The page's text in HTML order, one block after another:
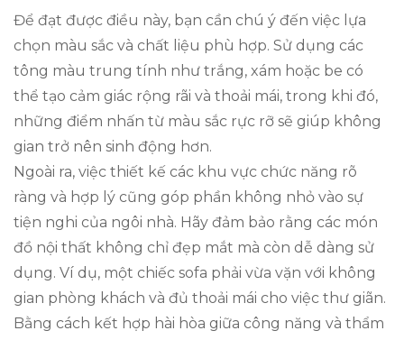
Để đạt được điều này, bạn cần chú ý đến việc lựa
chọn màu sắc và chất liệu phù hợp. Sử dụng các
tông màu trung tính như trắng, xám hoặc be có
thể tạo cảm giác rộng rãi và thoải mái, trong khi đó,
những điểm nhấn từ màu sắc rực rỡ sẽ giúp không
gian trở nên sinh động hơn.
Ngoài ra, việc thiết kế các khu vực chức năng rõ
ràng và hợp lý cũng góp phần không nhỏ vào sự
tiện nghi của ngôi nhà. Hãy đảm bảo rằng các món
đồ nội thất không chỉ đẹp mắt mà còn dễ dàng sử
dụng. Ví dụ, một chiếc sofa phải vừa vặn với không
gian phòng khách và đủ thoải mái cho việc thư giãn.
Bằng cách kết hợp hài hòa giữa công năng và thẩm